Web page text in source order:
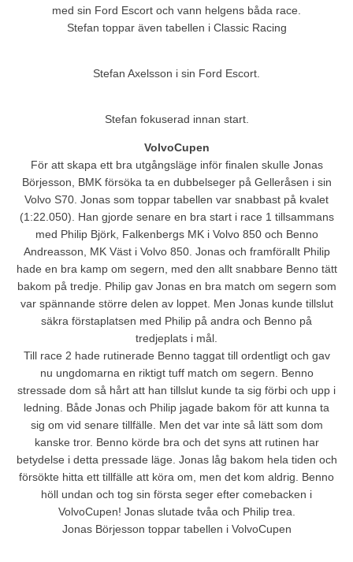
med sin Ford Escort och vann helgens båda race.
Stefan toppar även tabellen i Classic Racing
Stefan Axelsson i sin Ford Escort.
Stefan fokuserad innan start.
VolvoCupen
För att skapa ett bra utgångsläge inför finalen skulle Jonas
Börjesson, BMK försöka ta en dubbelseger på Gelleråsen i sin
Volvo S70. Jonas som toppar tabellen var snabbast på kvalet
(1:22.050). Han gjorde senare en bra start i race 1 tillsammans
med Philip Björk, Falkenbergs MK i Volvo 850 och Benno
Andreasson, MK Väst i Volvo 850. Jonas och framförallt Philip
hade en bra kamp om segern, med den allt snabbare Benno tätt
bakom på tredje. Philip gav Jonas en bra match om segern som
var spännande större delen av loppet. Men Jonas kunde tillslut
säkra förstaplatsen med Philip på andra och Benno på
tredjeplats i mål.
Till race 2 hade rutinerade Benno taggat till ordentligt och gav
nu ungdomarna en riktigt tuff match om segern. Benno
stressade dom så hårt att han tillslut kunde ta sig förbi och upp i
ledning. Både Jonas och Philip jagade bakom för att kunna ta
sig om vid senare tillfälle. Men det var inte så lätt som dom
kanske tror. Benno körde bra och det syns att rutinen har
betydelse i detta pressade läge. Jonas låg bakom hela tiden och
försökte hitta ett tillfälle att köra om, men det kom aldrig. Benno
höll undan och tog sin första seger efter comebacken i
VolvoCupen! Jonas slutade tvåa och Philip trea.
Jonas Börjesson toppar tabellen i VolvoCupen